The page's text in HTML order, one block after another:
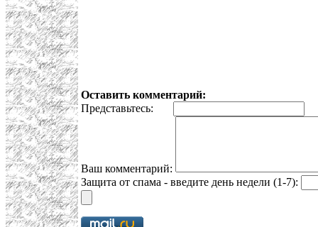
Оставить комментарий:
Представьтесь:
Ваш комментарий:
Защита от спама - введите день недели (1-7):